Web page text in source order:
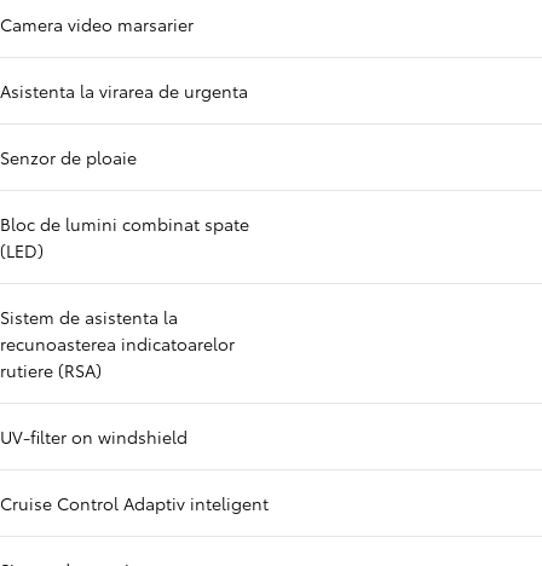
Camera video marsarier
Asistenta la virarea de urgenta
Senzor de ploaie
Bloc de lumini combinat spate
(LED)
Sistem de asistenta la
recunoasterea indicatoarelor
rutiere (RSA)
UV-filter on windshield
Cruise Control Adaptiv inteligent